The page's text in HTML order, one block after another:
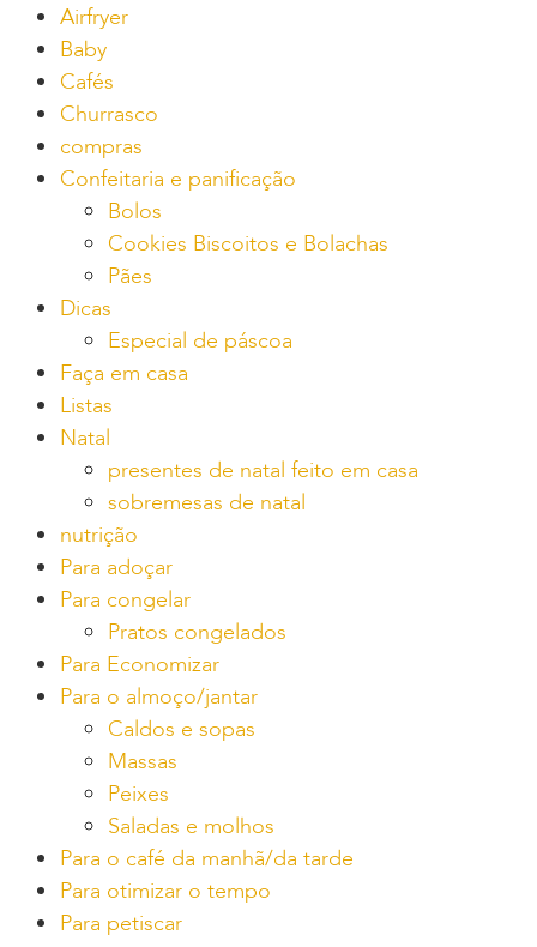
Airfryer
Baby
Cafés
Churrasco
compras
Confeitaria e panificação
Bolos
Cookies Biscoitos e Bolachas
Pães
Dicas
Especial de páscoa
Faça em casa
Listas
Natal
presentes de natal feito em casa
sobremesas de natal
nutrição
Para adoçar
Para congelar
Pratos congelados
Para Economizar
Para o almoço/jantar
Caldos e sopas
Massas
Peixes
Saladas e molhos
Para o café da manhã/da tarde
Para otimizar o tempo
Para petiscar